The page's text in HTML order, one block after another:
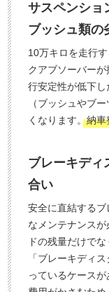
サスペンショ
ブッシュ類の
10万キロを走行
クアブソーバー
行安定性が低下
（ブッシュやブ
くなります。納車
ブレーキディ
合い
安全に直結する
なメンテナンス
ドの残量だけで
「ブレーキディ
っているケース